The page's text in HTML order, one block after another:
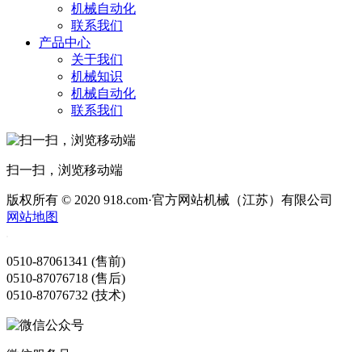
机械自动化
联系我们
产品中心
关于我们
机械知识
机械自动化
联系我们
扫一扫，浏览移动端
版权所有 © 2020 918.com·官方网站机械（江苏）有限公司
网站地图
0510-87061341 (售前)
0510-87076718 (售后)
0510-87076732 (技术)